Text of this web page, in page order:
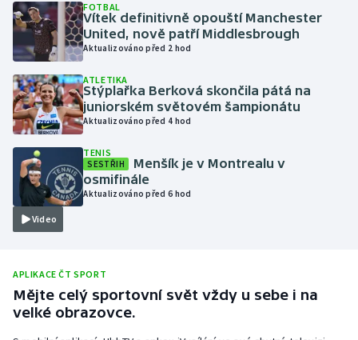
Lyže a snowboard
Moderní pětiboj
Motorsport
Parasport
Plavání
Ragby
Rychlobruslení
FOTBAL
Vítek definitivně opouští Manchester
United, nově patří Middlesbrough
Aktualizováno před 2 hod
ATLETIKA
Stýplařka Berková skončila pátá na
juniorském světovém šampionátu
Aktualizováno před 4 hod
Video
TENIS
SESTŘIH
Menšík je v Montrealu v
osmifinále
Aktualizováno před 6 hod
APLIKACE ČT SPORT
Mějte celý sportovní svět vždy u sebe i na
velké obrazovce.